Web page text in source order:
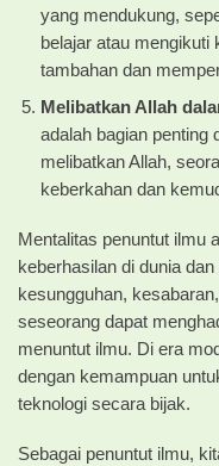
yang mendukung,
belajar atau
tambahan dan
Melibatkan Allah
adalah bagian penting
melibatkan Allah,
keberkahan dan
Mentalitas penuntut ilmu
keberhasilan di dunia
kesungguhan,
seseorang dapat
menuntut ilmu. Di era
dengan kemampuan
teknologi secara bijak.
Sebagai penuntut ilmu,